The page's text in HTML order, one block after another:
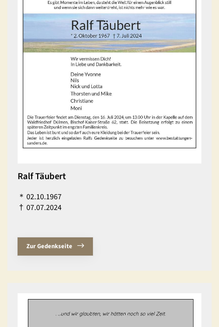
Ralf Täubert
＊ 02.10.1967
† 07.07.2024
Zur Gedenkseite